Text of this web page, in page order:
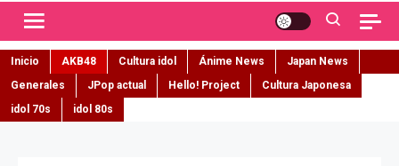
Inicio AKB48 Cultura idol Ánime News
Japan News
Generales
JPop actual Hello! Project
Cultura Japonesa
idol 70s
idol 80s